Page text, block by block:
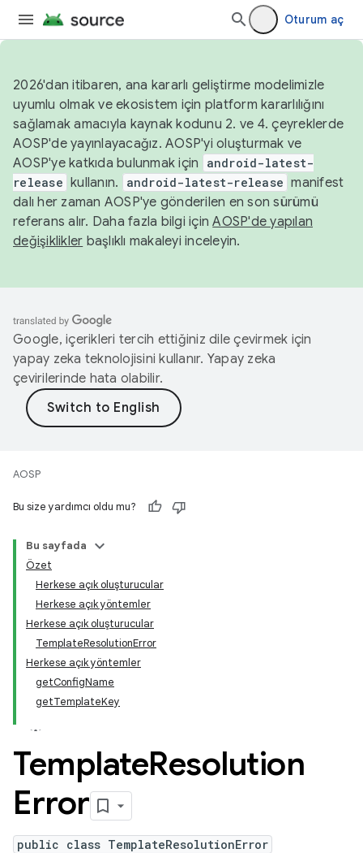
Oturum aç
2026'dan itibaren, ana kararlı geliştirme modelimizle
uyumlu olmak ve ekosistem için platform kararlılığını
sağlamak amacıyla kaynak kodunu 2. ve 4. çeyreklerde
AOSP'de yayınlayacağız. AOSP'yi oluşturmak ve
AOSP'ye katkıda bulunmak için
android-latest-
release kullanın. android-latest-release manifest
dalı her zaman AOSP'ye gönderilen en son sürümü
referans alır. Daha fazla bilgi içinAOSP'de yapılan
değişiklikler başlıklı makaleyi inceleyin.
Google, içerikleri tercih ettiğiniz dile çevirmek için
yapay zeka teknolojisini kullanır. Yapay zeka
çevirilerinde hata olabilir.
AOSP
Bu size yardımcı oldu mu?
Bu sayfada
Özet
Herkese açık oluşturucular
Herkese açık yöntemler
Herkese açık oluşturucular
TemplateResolutionError
Herkese açık yöntemler
getConfigName
getTemplateKey
TemplateResolution
Error
public class TemplateResolutionError